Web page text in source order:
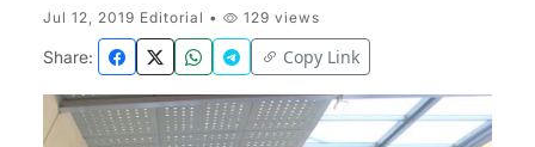
Jul 12, 2019 Editorial • 129 views
Share: Copy Link